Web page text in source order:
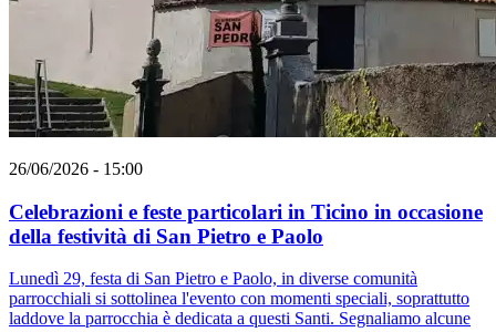
26/06/2026 - 15:00
Celebrazioni e feste particolari in Ticino in occasione
della festività di San Pietro e Paolo
Lunedì 29, festa di San Pietro e Paolo, in diverse comunità
parrocchiali si sottolinea l'evento con momenti speciali, soprattutto
laddove la parrocchia è dedicata a questi Santi. Segnaliamo alcune